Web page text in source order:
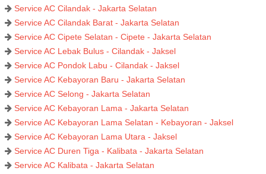
Service AC Cilandak - Jakarta Selatan
Service AC Cilandak Barat - Jakarta Selatan
Service AC Cipete Selatan - Cipete - Jakarta Selatan
Service AC Lebak Bulus - Cilandak - Jaksel
Service AC Pondok Labu - Cilandak - Jaksel
Service AC Kebayoran Baru - Jakarta Selatan
Service AC Selong - Jakarta Selatan
Service AC Kebayoran Lama - Jakarta Selatan
Service AC Kebayoran Lama Selatan - Kebayoran - Jaksel
Service AC Kebayoran Lama Utara - Jaksel
Service AC Duren Tiga - Kalibata - Jakarta Selatan
Service AC Kalibata - Jakarta Selatan